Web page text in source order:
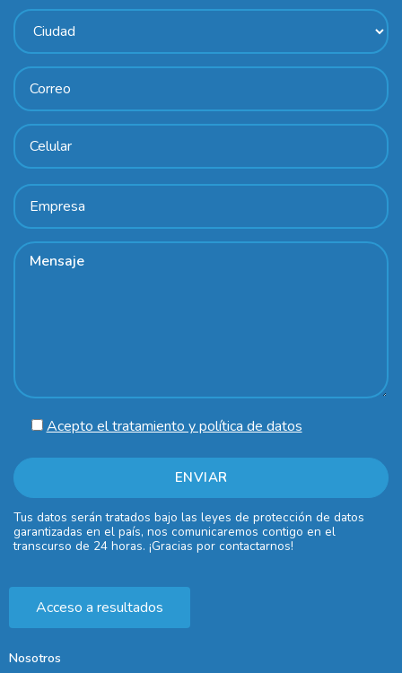
Acepto el tratamiento y política de datos
Tus datos serán tratados bajo las leyes de protección de datos
garantizadas en el país, nos comunicaremos contigo en el
transcurso de 24 horas. ¡Gracias por contactarnos!
Acceso a resultados
Nosotros